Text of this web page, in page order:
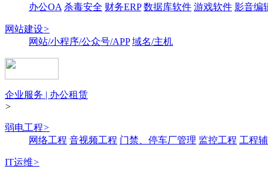
办公OA 杀毒安全 财务ERP 数据库软件 游戏软件 影音编
网站建设>
网站/小程序/公众号/APP 域名/主机
企业服务 | 办公租赁
>
弱电工程>
网络工程 音视频工程 门禁、停车厂管理 监控工程 工程
IT运维>